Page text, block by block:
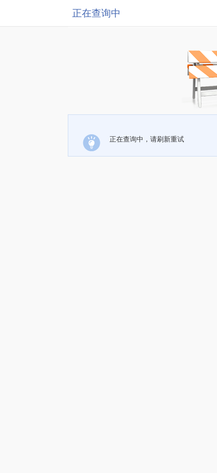
正在查询中
正在查询中，请刷新重试